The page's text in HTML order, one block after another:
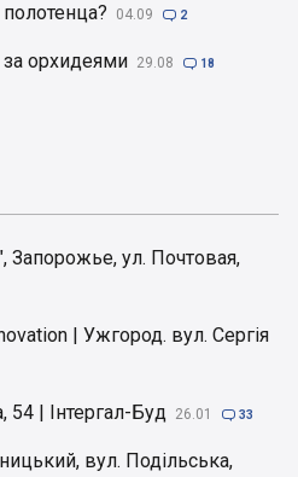
04.09  2
орхидеями 29.08  18
ул. Почтовая,
| Ужгород. вул. Сергія
54 | Інтергал-Буд 26.01  33
вул. Подільська,